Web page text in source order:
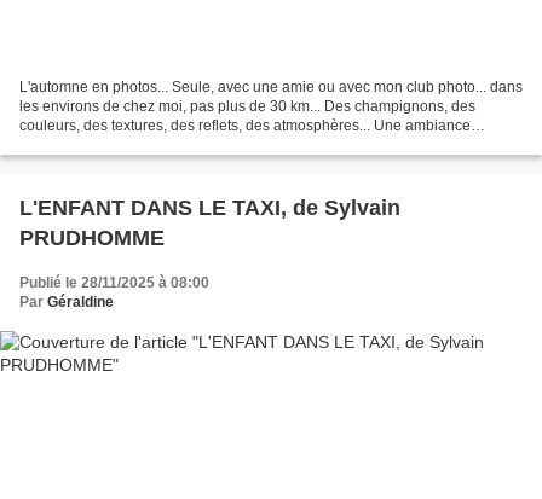
L'automne en photos... Seule, avec une amie ou avec mon club photo... dans
les environs de chez moi, pas plus de 30 km... Des champignons, des
couleurs, des textures, des reflets, des atmosphères... Une ambiance
L'ENFANT DANS LE TAXI, de Sylvain
PRUDHOMME
Publié le 28/11/2025 à 08:00
Par Géraldine